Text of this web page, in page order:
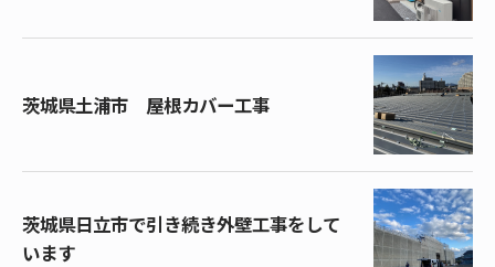
茨城県土浦市 屋根カバー工事
茨城県日立市で引き続き外壁工事をして
います